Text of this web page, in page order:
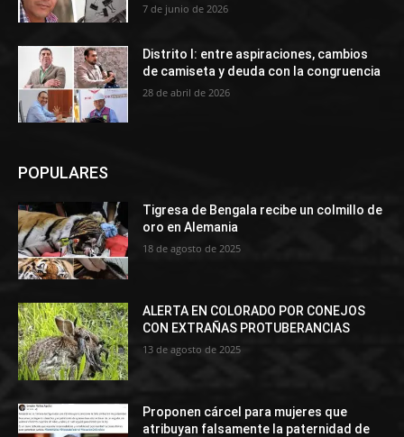
7 de junio de 2026
Distrito I: entre aspiraciones, cambios
de camiseta y deuda con la congruencia
28 de abril de 2026
POPULARES
Tigresa de Bengala recibe un colmillo de
oro en Alemania
18 de agosto de 2025
ALERTA EN COLORADO POR CONEJOS
CON EXTRAÑAS PROTUBERANCIAS
13 de agosto de 2025
Proponen cárcel para mujeres que
atribuyan falsamente la paternidad de